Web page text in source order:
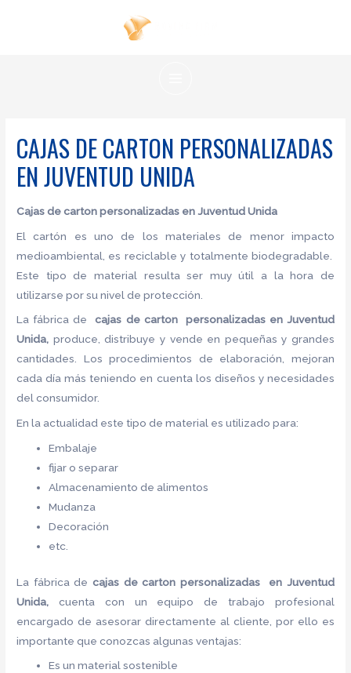
CAJAS DE CARTON PERSONALIZADAS
EN JUVENTUD UNIDA
Cajas de cartonpersonalizadas en Juventud Unida
El cartón es uno de los materiales de menor impacto
medioambiental, es reciclable y totalmente biodegradable.
Este tipo de material resulta ser muy útil a la hora de
utilizarse por su nivel de protección.
La fábrica decajas de carton
personalizadas en Juventud
Unida, produce, distribuye y vende en pequeñas y grandes
cantidades. Los procedimientos de elaboración, mejoran
cada día más teniendo en cuenta los diseños y necesidades
del consumidor.
En la actualidad este tipo de material es utilizado para:
Embalaje
fijar o separar
Almacenamiento de alimentos
Mudanza
Decoración
etc.
La fábrica decajas de carton personalizadas en Juventud
Unida, cuenta con un equipo de trabajo profesional
encargado de asesorar directamente al cliente, por ello es
importante que conozcas algunas ventajas:
Es un material sostenible